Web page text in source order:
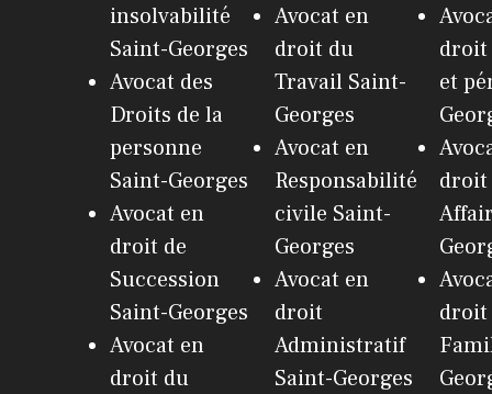
insolvabilité
Saint-Georges
Avocat des
Droits de la
personne
Saint-Georges
Avocat en
droit de
Succession
Saint-Georges
Avocat en
droit du
Avocat en
droit du
Travail Saint-
Georges
Avocat en
Responsabilité
civile Saint-
Georges
Avocat en
droit
Administratif
Saint-Georges
et
droit
droit